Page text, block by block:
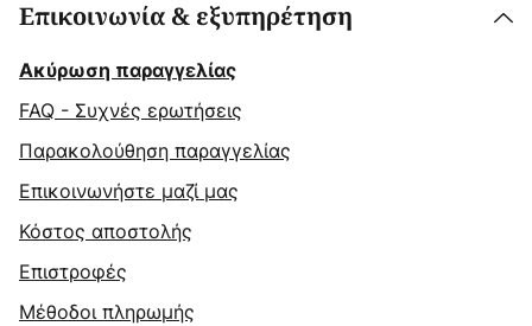
Επικοινωνία & εξυπηρέτηση
Ακύρωση παραγγελίας
FAQ - Συχνές ερωτήσεις
Παρακολούθηση παραγγελίας
Επικοινωνήστε μαζί μας
Κόστος αποστολής
Επιστροφές
Μέθοδοι πληρωμής